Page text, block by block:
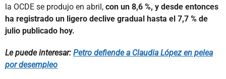
la OCDE se produjo en abril, con un 8,6 %, y desde entonces
ha registrado un ligero declive gradual hasta el 7,7 % de
julio publicado hoy.
Le puede interesar: Petro defiende a Claudia López en pelea
por desempleo